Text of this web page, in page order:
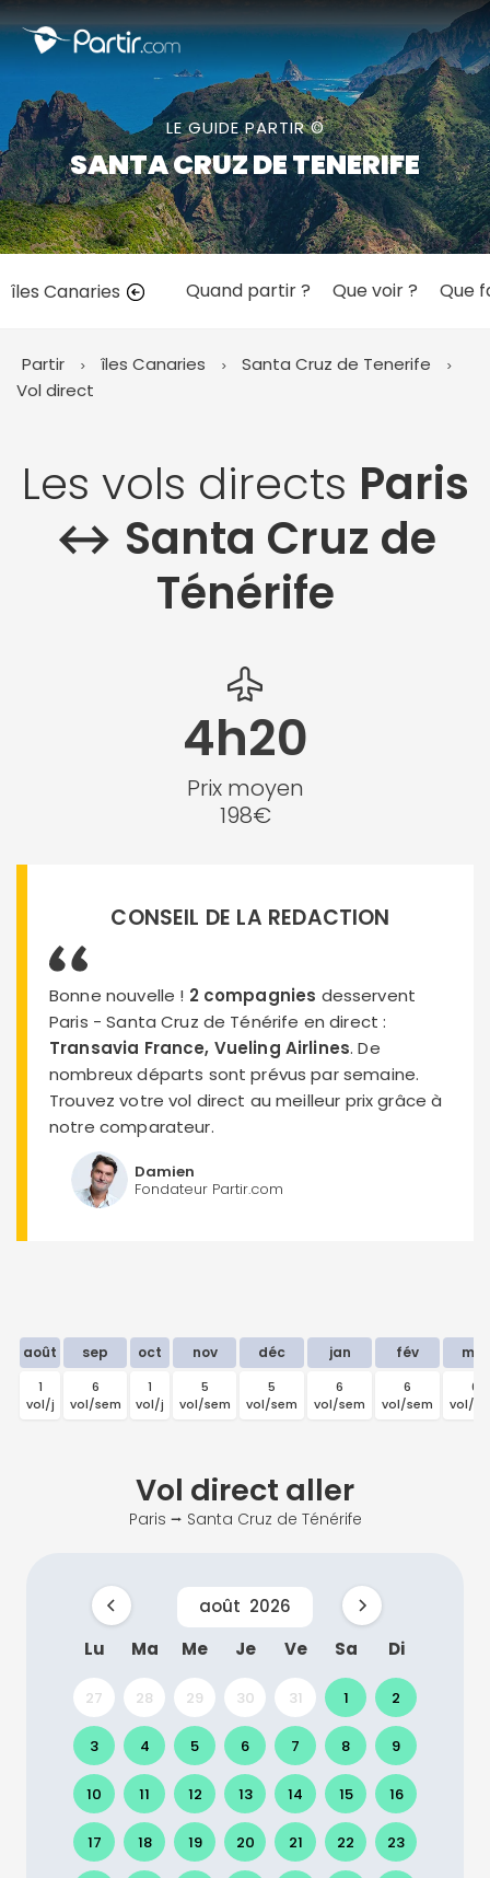
LE GUIDE PARTIR ©
SANTA CRUZ DE TENERIFE
îles Canaries Quand partir ? Que voir ? Que
Partir îles Canaries
Santa Cruz de Tenerife
Vol direct
Les vols directs Paris
↔︎ Santa Cruz de
Ténérife
4h20
Prix moyen
198€
CONSEIL DE LA REDACTION
Bonne nouvelle ! 2 compagnies desservent
Paris - Santa Cruz de Ténérife en direct :
Transavia France, Vueling Airlines. De
nombreux départs sont prévus par semaine.
Trouvez votre vol direct au meilleur prix grâce à
notre comparateur.
Damien
Fondateur Partir.com
août sep oct nov déc jan fév mar
1
vol/j
6
vol/sem
1
vol/j
5
vol/sem
5
vol/sem
6
vol/sem
6
vol/sem
6
vol/
Vol direct aller
Paris ⭢ Santa Cruz de Ténérife
août 2026
Lu
Ma Me Je Ve Sa Di
27 28 29 30 31 1 2
3 4 5 6 7 8 9
10 11 12 13 14 15 16
17 18 19 20 21 22 23
Fermer
📍 Destinations populaires
☀️ Où partir par mois
Juillet
Août Septembre
Octobre